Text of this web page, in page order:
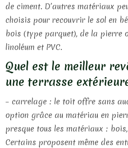
de ciment. D’autres matériaux
choisis pour recouvrir le sol en
bois (type parquet), de la pierre
linoléum et PVC.
Quel est le meilleur
une terrasse
– carrelage : le toit offre sans
option grâce au matériau en
presque tous les matériaux :
Certains proposent même des